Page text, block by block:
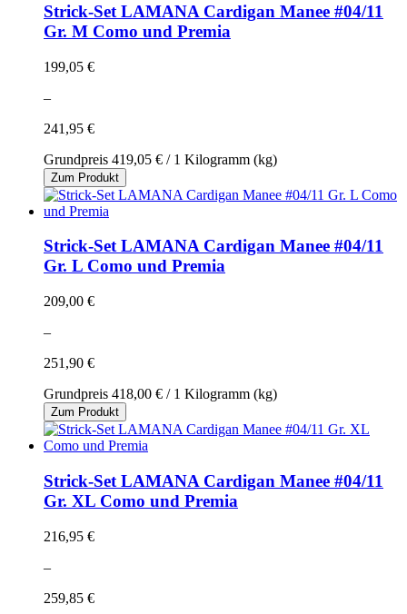
Strick-Set LAMANA Cardigan Manee #04/11
Gr. M Como und Premia
199,05 €
–
241,95 €
Grundpreis 419,05 € / 1 Kilogramm (kg)
Zum Produkt
Strick-Set LAMANA Cardigan Manee #04/11
Gr. L Como und Premia
209,00 €
–
251,90 €
Grundpreis 418,00 € / 1 Kilogramm (kg)
Zum Produkt
Strick-Set LAMANA Cardigan Manee #04/11
Gr. XL Como und Premia
216,95 €
–
259,85 €